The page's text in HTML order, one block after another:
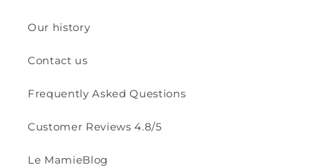
Our history
Contact us
Frequently Asked Questions
Customer Reviews 4.8/5
Le MamieBlog